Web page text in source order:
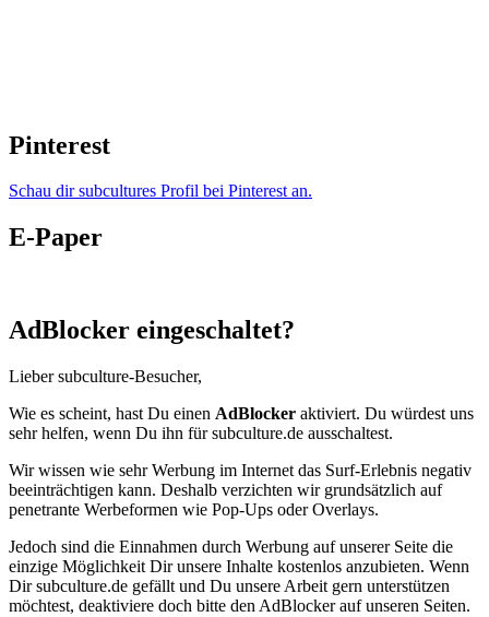
Pinterest
Schau dir subcultures Profil bei Pinterest an.
E-Paper
AdBlocker eingeschaltet?
Lieber subculture-Besucher,
Wie es scheint, hast Du einen AdBlocker aktiviert. Du würdest uns
sehr helfen, wenn Du ihn für subculture.de ausschaltest.
Wir wissen wie sehr Werbung im Internet das Surf-Erlebnis negativ
beeinträchtigen kann. Deshalb verzichten wir grundsätzlich auf
penetrante Werbeformen wie Pop-Ups oder Overlays.
Jedoch sind die Einnahmen durch Werbung auf unserer Seite die
einzige Möglichkeit Dir unsere Inhalte kostenlos anzubieten. Wenn
Dir subculture.de gefällt und Du unsere Arbeit gern unterstützen
möchtest, deaktiviere doch bitte den AdBlocker auf unseren Seiten.